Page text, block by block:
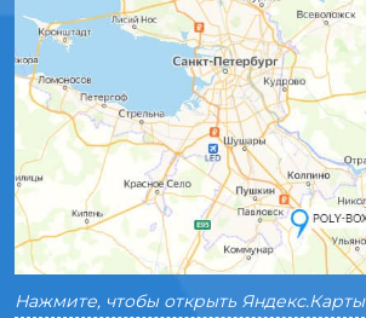
Нажмите, чтобы открыть Яндекс.Карты